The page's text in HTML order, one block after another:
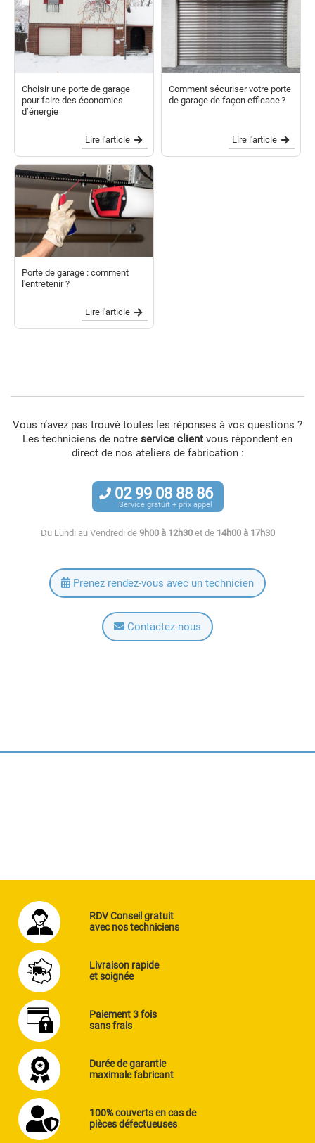
Choisir une porte de garage
pour faire des économies
d’énergie
Lire l'article
Comment sécuriser votre porte
de garage de façon efficace ?
Lire l'article
Porte de garage : comment
l'entretenir ?
Lire l'article
Vous n’avez pas trouvé toutes les réponses à vos questions ?
Les techniciens de notre service client vous répondent en
direct de nos ateliers de fabrication :
02 99 08 88 86
Service gratuit + prix appel
Du Lundi au Vendredi de 9h00 à 12h30et de 14h00 à 17h30
Prenez rendez-vous avec un technicien
Contactez-nous
RDV Conseil gratuit
avec nos techniciens
Livraison rapide
et soignée
Paiement 3 fois
sans frais
Durée de garantie
maximale fabricant
100% couverts en cas de
pièces défectueuses